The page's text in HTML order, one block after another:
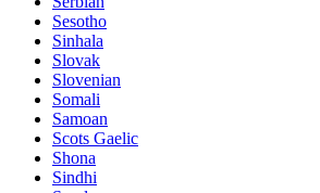
Sesotho
Sinhala
Slovak
Slovenian
Somali
Samoan
Scots Gaelic
Shona
Sindhi